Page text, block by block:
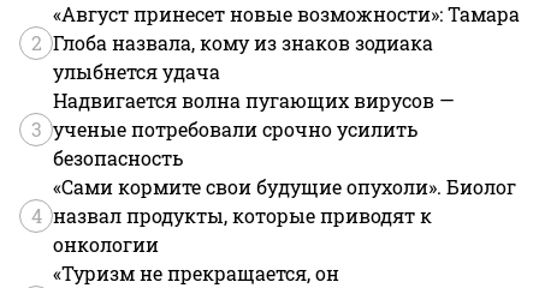
2
«Август принесет новые возможности»: Тамара
Глоба назвала, кому из знаков зодиака
улыбнется удача
3
Надвигается волна пугающих вирусов —
ученые потребовали срочно усилить
безопасность
4
«Сами кормите свои будущие опухоли». Биолог
назвал продукты, которые приводят к
онкологии
«Туризм не прекращается, он